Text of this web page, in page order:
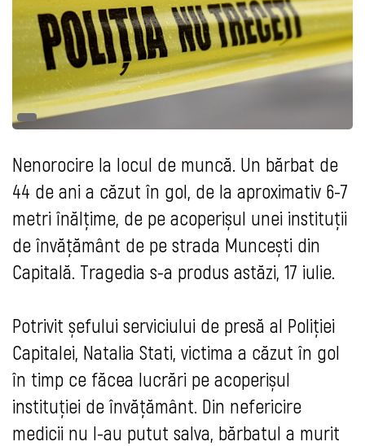
Nenorocire la locul de muncă. Un bărbat de
44 de ani a căzut în gol, de la aproximativ 6-7
metri înălțime, de pe acoperișul unei instituții
de învățământ de pe strada Muncești din
Capitală. Tragedia s-a produs astăzi, 17 iulie.
Potrivit șefului serviciului de presă al Poliției
Capitalei, Natalia Stati, victima a căzut în gol
în timp ce făcea lucrări pe acoperișul
instituției de învățământ. Din nefericire
medicii nu l-au putut salva, bărbatul a murit